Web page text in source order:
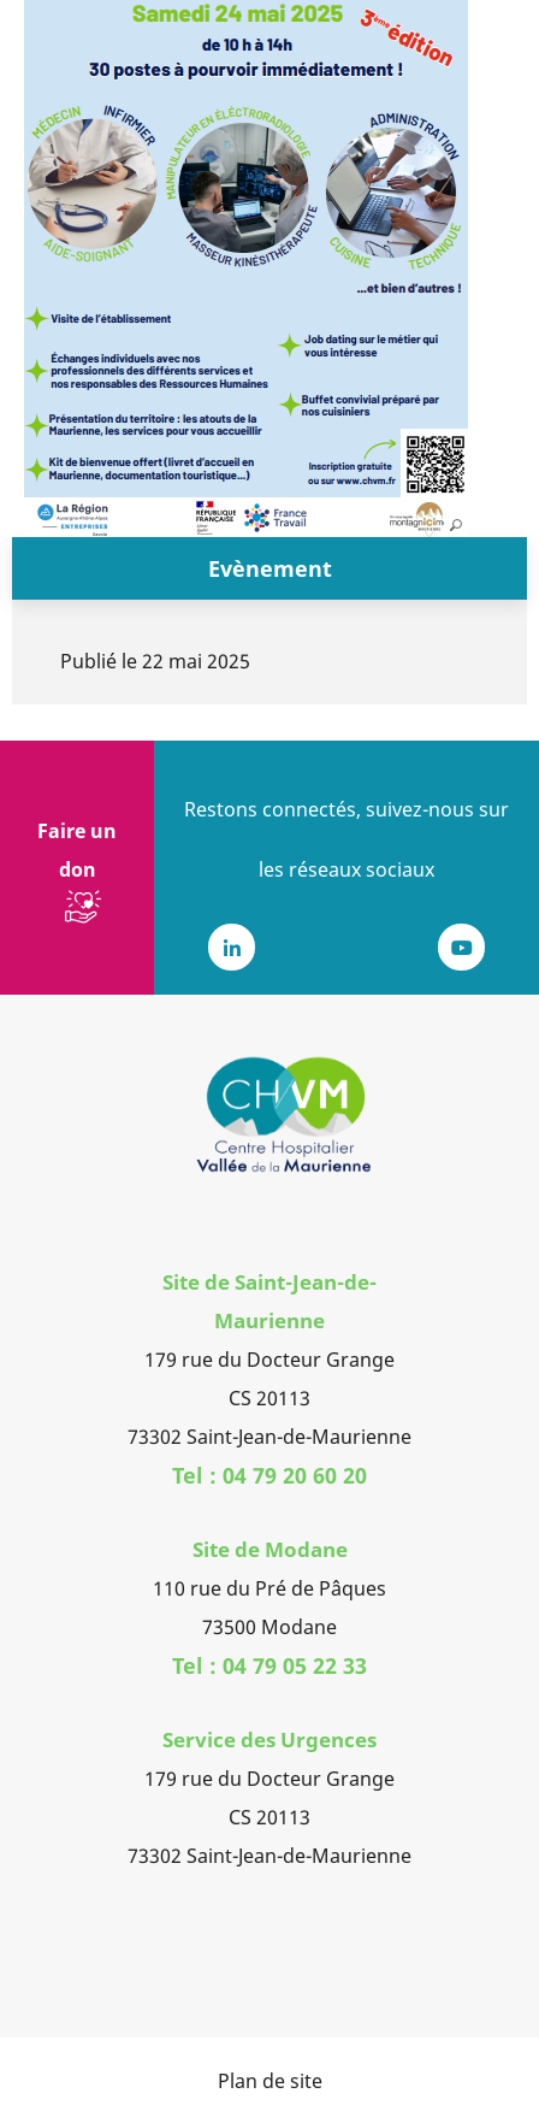
Evènement
Publié le22 mai 2025
Faire un
don
Restons connectés, suivez-nous sur
les réseaux sociaux
LinkedIn
Site de Saint-Jean-de-
Maurienne
179 rue du Docteur Grange
CS 20113
73302 Saint-Jean-de-Maurienne
Tel : 04 79 20 60 20
Site de Modane
110 rue du Pré de Pâques
73500 Modane
Tel : 04 79 05 22 33
Service des Urgences
179 rue du Docteur Grange
CS 20113
73302 Saint-Jean-de-Maurienne
Plan de site